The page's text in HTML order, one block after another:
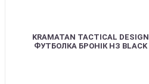
KRAMATAN TACTICAL DESIGN
ФУТБОЛКА БРОНІК НЗ BLACK